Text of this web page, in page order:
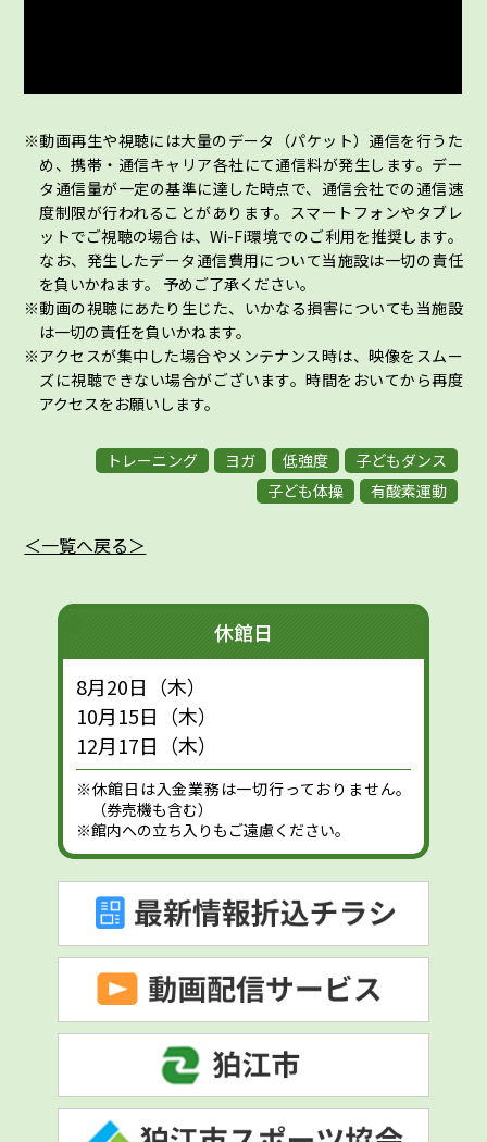
動画再生や視聴には大量のデータ（パケット）通信を行うた
め、携帯・通信キャリア各社にて通信料が発生します。デー
タ通信量が一定の基準に達した時点で、通信会社での通信速
度制限が行われることがあります。スマートフォンやタブレ
ットでご視聴の場合は、Wi-Fi環境でのご利用を推奨します。
なお、発生したデータ通信費用について当施設は一切の責任
を負いかねます。 予めご了承ください。
動画の視聴にあたり生じた、いかなる損害についても当施設
は一切の責任を負いかねます。
アクセスが集中した場合やメンテナンス時は、映像をスムー
ズに視聴できない場合がございます。時間をおいてから再度
アクセスをお願いします。
トレーニング ヨガ 低強度
子どもダンス
子ども体操
有酸素運動
＜一覧へ戻る＞
休館日
8月20日（木）
10月15日（木）
12月17日（木）
※休館日は入金業務は一切行っておりません。
（券売機も含む）
※館内への立ち入りもご遠慮ください。